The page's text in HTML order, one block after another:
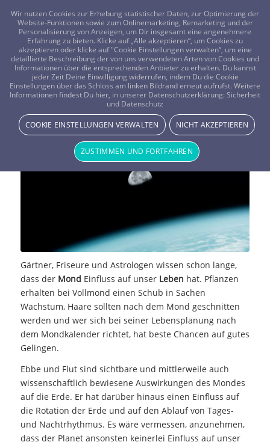
FRAGEN? KOSTENLOS ANRUFEN: 0800-8478266
Der Einfluss des Mondes auf unser
Leben
STERNE & PLANETEN
Gärtner, Friseure und Astrologen wissen schon lange,
dass der Mond Einfluss auf unser Leben hat. Pflanzen
erhalten bei Vollmond einen Schub in Sachen
Wachstum, Haare sollten nach dem Mond geschnitten
werden und wer sich bei seiner Lebensplanung nach
dem Mondkalender richtet, hat beste Chancen auf gutes
Gelingen.
Ebbe und Flut sind sichtbare und mittlerweile auch
wissenschaftlich bewiesene Auswirkungen des Mondes
auf die Erde. Er hat darüber hinaus einen Einfluss auf
die Rotation der Erde und auf den Ablauf von Tages-
und Nachtrhythmus. Es wäre vermessen, anzunehmen,
dass der Planet ansonsten keinerlei Einfluss auf unser
Wir nutzen Cookies zur Erhebung statistischer Daten, zur Optimierung der
Website-Funktionen sowie zum Onlinemarketing, Remarketing und der
Personalisierung von Anzeigen, um Dir insgesamt eine angenehmere
Erfahrung zu bieten. Klicke auf „Alle akzeptieren“, um Cookies zu
akzeptieren oder klicke auf "Cookie Einstellungen verwalten“, um eine
detaillierte Beschreibung der von uns verwendeten Arten von Cookies und
Informationen über die entsprechenden Anbieter zu erhalten. Du kannst
jeder Zeit Deine Einwilligung widerrufen, indem Du die Cookie
Einstellungen über das Schloss am linken Bildrand erneut aufrufst. Weitere
Informationen findest Du hier, in unserer Datenschutzerklärung: Sicherheit
und Datenschutz
COOKIE EINSTELLUNGEN VERWALTEN NICHT AKZEPTIEREN
ZUSTIMMEN UND FORTFAHREN